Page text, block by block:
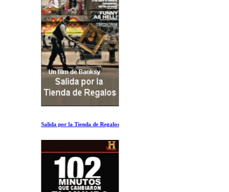
Salida por la Tienda de Regalos